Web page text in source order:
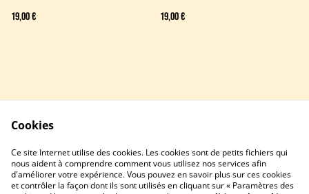
19,00 €
19,00 €
Politique de confidentialité
Politique de cookies
Cookies
Ce site Internet utilise des cookies. Les cookies sont de petits fichiers qui
nous aident à comprendre comment vous utilisez nos services afin
d'améliorer votre expérience. Vous pouvez en savoir plus sur ces cookies
et contrôler la façon dont ils sont utilisés en cliquant sur « Paramètres des